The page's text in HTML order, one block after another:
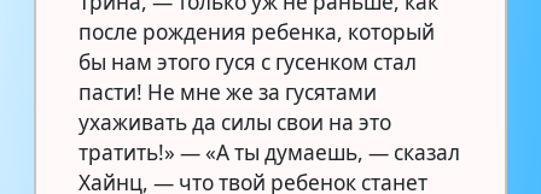
после рождения ребенка, который
бы нам этого гуся с гусенком стал
пасти! Не мне же за гусятами
ухаживать да силы свои на это
тратить!» — «А ты думаешь, — сказал
Хайнц, — что твой ребенок станет